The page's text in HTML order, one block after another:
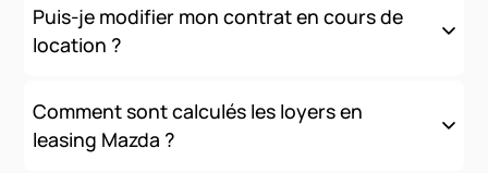
l'entretien, l'assistance et les services connectés. Les
modalités exactes dépendent de la formule choisie.
Puis-je modifier mon contrat en cours de
location ?
votre contrat (kilométrage, durée, services) en fonction de
Comment sont calculés les loyers en
leasing Mazda ?